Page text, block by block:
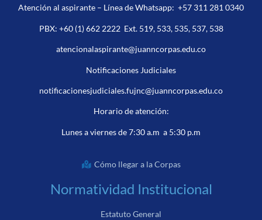
Atención al aspirante – Línea de Whatsapp: +57 311 281 0340
PBX: +60 (1) 662 2222Ext. 519, 533, 535, 537, 538
atencionalaspirante@juanncorpas.edu.co
Notificaciones Judiciales
notificacionesjudiciales.fujnc@juanncorpas.edu.co
Horario de atención:
Lunes a viernes de 7:30 a.m a 5:30 p.m
Cómo llegar a la Corpas
Normatividad Institucional
Estatuto General